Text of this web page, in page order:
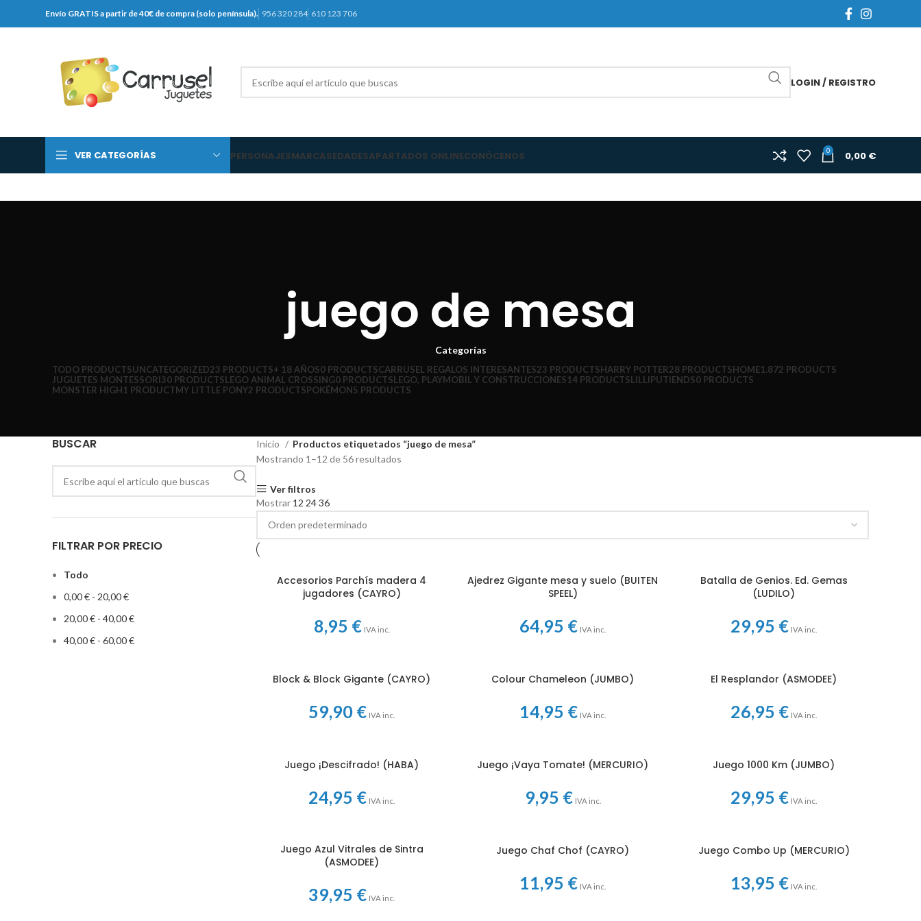
Envío GRATIS a partir de 40€ de compra (solo península). 956 320 284 610 123 706
LOGIN / REGISTRO
VER CATEGORÍAS PERSONAJESMARCASEDADESAPARTADOS ONLINECONÓCENOS 0 0,00 €
juego de mesa
Categorías
TODO PRODUCTSUNCATEGORIZED23 PRODUCTS+ 18 AÑOS0 PRODUCTSCARRUSEL REGALOS INTERESANTES23 PRODUCTSHARRY POTTER28 PRODUCTSHOME1.872 PRODUCTS
JUGUETES MONTESSORI30 PRODUCTSLEGO ANIMAL CROSSING0 PRODUCTSLEGO, PLAYMOBIL Y CONSTRUCCIONES14 PRODUCTSLILLIPUTIENDS0 PRODUCTS
MONSTER HIGH1 PRODUCTMY LITTLE PONY2 PRODUCTSPOKÉMON5 PRODUCTS
BUSCAR
FILTRAR POR PRECIO
Todo
0,00€ - 20,00€
20,00€ - 40,00€
40,00€ - 60,00€
Inicio
Productos etiquetados “juego de mesa”
Mostrando 1–12 de 56 resultados
Ver filtros
Mostrar 12 2436
AÑADIR AL CARRITO
Accesorios Parchís madera 4
jugadores (CAYRO)
8,95 € IVA inc.
AÑADIR AL CARRITO
Ajedrez Gigante mesa y suelo (BUITEN
SPEEL)
64,95 € IVA inc.
AÑADIR AL CARRITO
Batalla de Genios. Ed. Gemas
(LUDILO)
29,95 € IVA inc.
AÑADIR AL CARRITO
Block & Block Gigante (CAYRO)
59,90 € IVA inc.
AÑADIR AL CARRITO
Colour Chameleon (JUMBO)
14,95 € IVA inc.
AÑADIR AL CARRITO
El Resplandor (ASMODEE)
26,95 € IVA inc.
AÑADIR AL CARRITO
Juego ¡Descifrado! (HABA)
24,95 € IVA inc.
AÑADIR AL CARRITO
Juego ¡Vaya Tomate! (MERCURIO)
9,95 € IVA inc.
AÑADIR AL CARRITO
Juego 1000 Km (JUMBO)
29,95 € IVA inc.
AÑADIR AL CARRITO
Juego Azul Vitrales de Sintra
(ASMODEE)
39,95 € IVA inc.
AÑADIR AL CARRITO
Juego Chaf Chof (CAYRO)
11,95 € IVA inc.
AÑADIR AL CARRITO
Juego Combo Up (MERCURIO)
13,95 € IVA inc.